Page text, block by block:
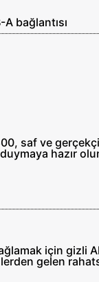
bağlantısı
saf ve
hazır
için gizli
gelen